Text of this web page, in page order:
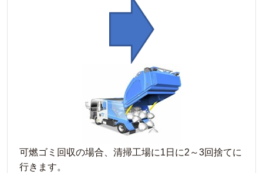
可燃ゴミ回収の場合、清掃工場に1日に2～3回捨てに
行きます。